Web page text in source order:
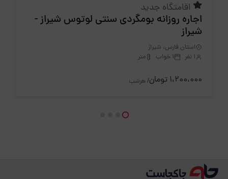
اقامتگاه جدید
اجاره روزانه بومگردی سنتی لوتوس شیراز -
شیراز
استان فارس، شیراز
1 نفر
1 خواب متر
1،200،000 تومان / هرشب